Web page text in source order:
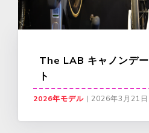
The LAB キャノンデ
ト
2026年モデル | 2026年3月21日